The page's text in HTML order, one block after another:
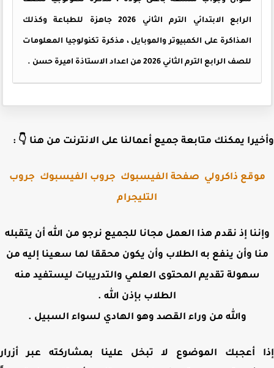
الرابع الابتدائي الترم الثاني 2026 جاهزة للطباعة وكذلك
المذاكرة على الكمبيوتر والموبايل ، مذكرة تكنولوجيا المعلومات
للصف الرابع الترم الثاني 2026 من اعداد الاستاذة اميرة حسن .
يمكنك متابعة جميع أعمالنا على الانترنت من هنا 👇 :
ذاكرولي صفحة الفيسبوك جروب الفيسبوك جروب
التليجرام
إذ نقدم هذا العمل مجانا للجميع نرجو من الله أن يتقبله
وأن ينفع به الطلاب وأن يكون محققا لما سعينا إليه من
سهولة تقديم المحتوى العلمي والتدريبات ليستفيد منه
الطلاب بإذن الله .
والله من وراء القصد وهو الهادي لسواء السبيل .
أعجبك الموضوع لا تبخل علينا بمشاركته عبر أزرار